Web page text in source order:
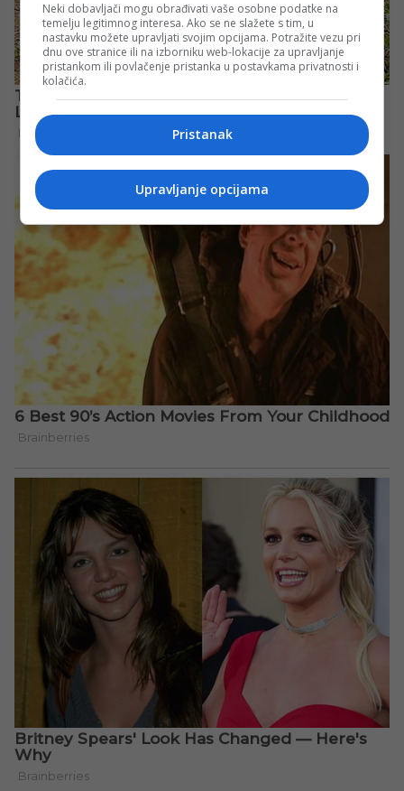
Neki dobavljači mogu obrađivati vaše osobne podatke na
temelju legitimnog interesa. Ako se ne slažete s tim, u
nastavku možete upravljati svojim opcijama. Potražite vezu pri
dnu ove stranice ili na izborniku web-lokacije za upravljanje
pristankom ili povlačenje pristanka u postavkama privatnosti i
kolačića.
Pristanak
Upravljanje opcijama